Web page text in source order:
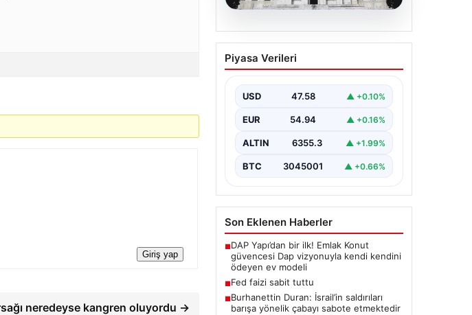
Giriş yap
neredeyse kangren oluyordu →
04.08.2026
Fed faizi sabit tuttu
Piyasa Verileri
USD 47.58 ▲ +0.10%
EUR 54.94 ▲ +0.16%
ALTIN 6355.3 ▲ +1.99%
BTC 3045001 ▲ +0.66%
Son Eklenen Haberler
■DAP Yapı’dan bir ilk! Emlak Konut
güvencesi Dap vizyonuyla kendi kendini
ödeyen ev modeli
■Fed faizi sabit tuttu
■Burhanettin Duran: İsrail’in saldırıları
barışa yönelik çabayı sabote etmektedir